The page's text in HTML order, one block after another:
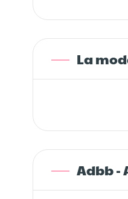
La
Adbb -